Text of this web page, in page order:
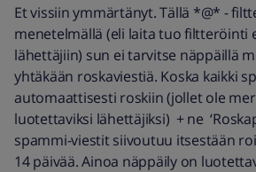
Et vissiin ymmärtänyt. Tällä *@* -
menetelmällä (eli laita tuo filtteröinti
lähettäjiin) sun ei tarvitse näppäillä
yhtäkään roskaviestiä. Koska kaikki
automaattisesti roskiin (jollet ole
luotettaviksi lähettäjiksi) + ne
spammi-viestit siivoutuu itsestään
14 päivää. Ainoa näppäily on